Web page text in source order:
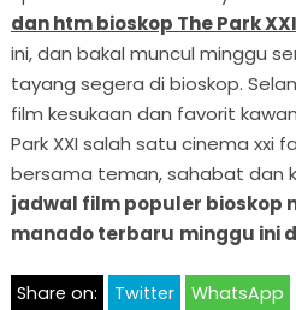
dan htm bioskop The Park XXI
ini, dan bakal muncul minggu
tayang segera di bioskop.
film kesukaan dan favorit
Park XXI salah satu cinema xxi
bersama teman, sahabat dan
jadwal film populer bioskop
manado terbaru minggu ini
Share on: Twitter WhatsApp